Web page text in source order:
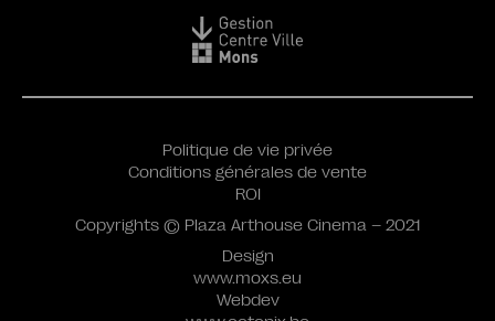
Design
www.moxs.eu
Webdev
Politique de vie privée
Conditions générales de vente
ROI
Copyrights © Plaza Arthouse Cinema – 2021